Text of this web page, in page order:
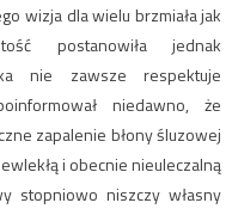
wizja dla wielu brzmiała jak
postanowiła jednak
nie zawsze respektuje
niedawno, że
zapalenie błony śluzowej
i obecnie nieuleczalną
stopniowo niszczy własny